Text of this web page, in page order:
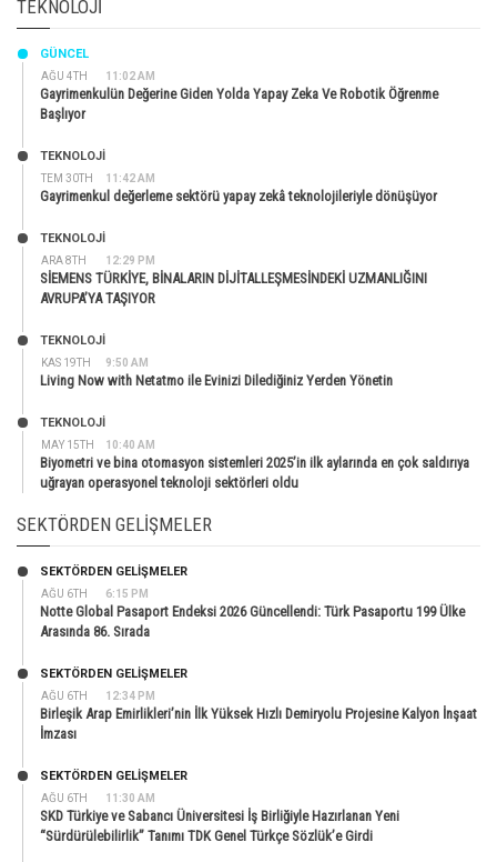
TEKNOLOJI
AĞU 4TH 11:02 AM
GÜNCEL
Gayrimenkulün Değerine Giden Yolda Yapay Zeka Ve Robotik Öğrenme
Başlıyor
TEM 30TH 11:42 AM
TEKNOLOJİ
Gayrimenkul değerleme sektörü yapay zekâ teknolojileriyle dönüşüyor
ARA 8TH 12:29 PM
TEKNOLOJİ
SİEMENS TÜRKİYE, BİNALARIN DİJİTALLEŞMESİNDEKİ UZMANLIĞINI
AVRUPA’YA TAŞIYOR
KAS 19TH 9:50 AM
TEKNOLOJİ
Living Now with Netatmo ile Evinizi Dilediğiniz Yerden Yönetin
MAY 15TH 10:40 AM
TEKNOLOJİ
Biyometri ve bina otomasyon sistemleri 2025’in ilk aylarında en çok saldırıya
uğrayan operasyonel teknoloji sektörleri oldu
SEKTÖRDEN GELIŞMELER
AĞU 6TH 6:15 PM
SEKTÖRDEN GELIŞMELER
Notte Global Pasaport Endeksi 2026 Güncellendi: Türk Pasaportu 199 Ülke
Arasında 86. Sırada
AĞU 6TH 12:34 PM
SEKTÖRDEN GELIŞMELER
Birleşik Arap Emirlikleri’nin İlk Yüksek Hızlı Demiryolu Projesine Kalyon İnşaat
İmzası
AĞU 6TH 11:30 AM
SEKTÖRDEN GELIŞMELER
SKD Türkiye ve Sabancı Üniversitesi İş Birliğiyle Hazırlanan Yeni
“Sürdürülebilirlik” Tanımı TDK Genel Türkçe Sözlük’e Girdi